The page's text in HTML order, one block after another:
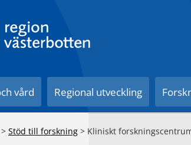
vård Regional utveckling
> Stöd till forskning > Kliniskt